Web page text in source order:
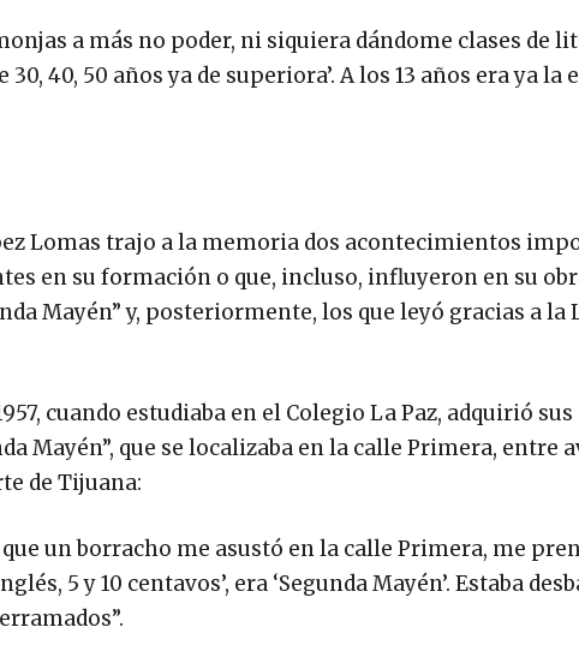
a más no poder, ni siquiera dándome clases de
40, 50 años ya de superiora’. A los 13 años era ya la
Lomas trajo a la memoria dos acontecimientos
en su formación o que, incluso, influyeron en su
Mayén” y, posteriormente, los que leyó gracias a la
cuando estudiaba en el Colegio La Paz, adquirió
Mayén”, que se localizaba en la calle Primera, entre
de Tijuana:
un borracho me asustó en la calle Primera, me
5 y 10 centavos’, era ‘Segunda Mayén’. Estaba